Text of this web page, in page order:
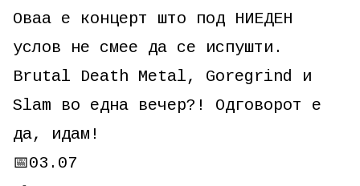
Оваа е концерт што под НИЕДЕН
услов не смее да се испушти.
Brutal Death Metal, Goregrind и
Slam во една вечер?! Одговорот е
да, идам!
📅03.07